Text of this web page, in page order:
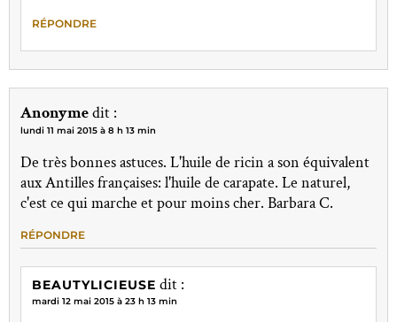
RÉPONDRE
Anonymedit :
lundi 11 mai 2015 à 8 h 13 min
De très bonnes astuces. L'huile de ricin a son équivalent
aux Antilles françaises: l'huile de carapate. Le naturel,
c'est ce qui marche et pour moins cher. Barbara C.
RÉPONDRE
BEAUTYLICIEUSE dit :
mardi 12 mai 2015 à 23 h 13 min